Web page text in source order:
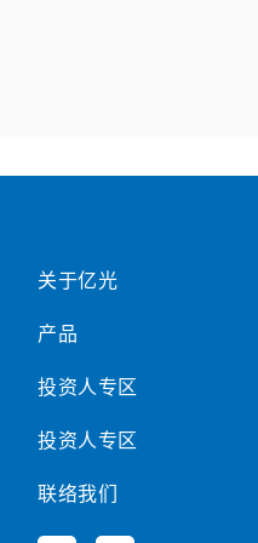
关于亿光
产品
投资人专区
投资人专区
联络我们